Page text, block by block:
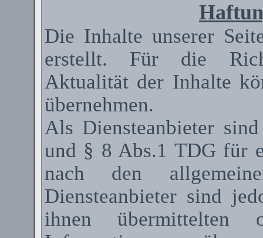
Die Inhalte unserer
erstellt. Für die
Aktualität der Inhalte
übernehmen.
Als Diensteanbieter
und § 8 Abs.1 TDG für
nach den
Diensteanbietersind
ihnen übermittelten